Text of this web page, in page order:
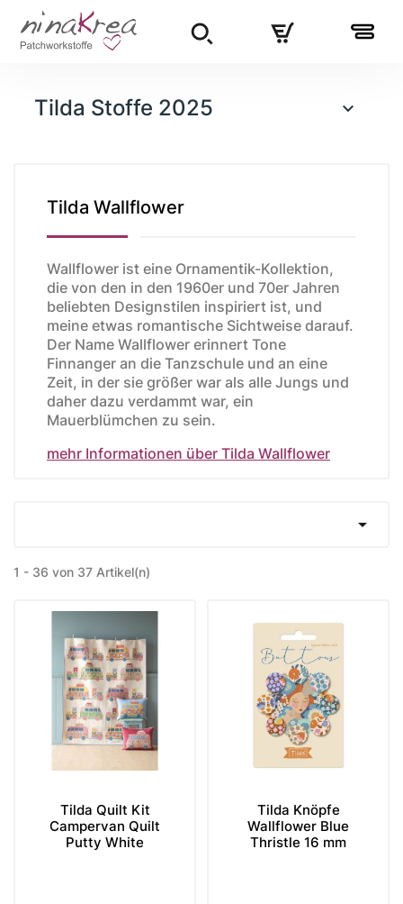
Tilda Stoffe 2025 
Tilda Wallflower
Wallflower ist eine Ornamentik-Kollektion,
die von den in den 1960er und 70er Jahren
beliebten Designstilen inspiriert ist, und
meine etwas romantische Sichtweise darauf.
Der Name Wallflower erinnert Tone
Finnanger an die Tanzschule und an eine
Zeit, in der sie größer war als alle Jungs und
daher dazu verdammt war, ein
Mauerblümchen zu sein.
mehr Informationen über Tilda Wallflower

1 - 36 von 37 Artikel(n)
Tilda Quilt Kit
Campervan Quilt
Putty White
Tilda Knöpfe
Wallflower Blue
Thristle 16 mm